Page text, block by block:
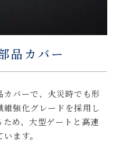
品カバー
バーで、火災時でも形
強化グレードを採用し
め、大型ゲートと高速
ます。